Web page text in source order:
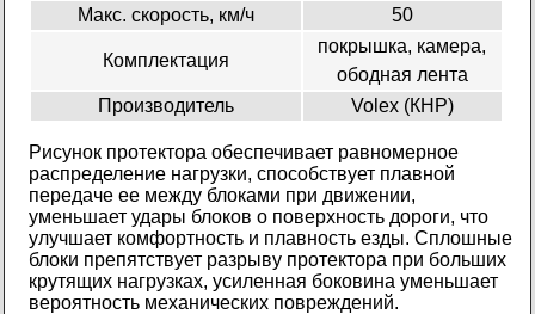
Макс. скорость, км/ч
50
Комплектация
покрышка, камера,
ободная лента
Производитель
Volex (КНР)
Рисунок протектора обеспечивает равномерное
распределение нагрузки, способствует плавной
передаче ее между блоками при движении,
уменьшает удары блоков о поверхность дороги, что
улучшает комфортность и плавность езды. Сплошные
блоки препятствует разрыву протектора при больших
крутящих нагрузках, усиленная боковина уменьшает
вероятность механических повреждений.